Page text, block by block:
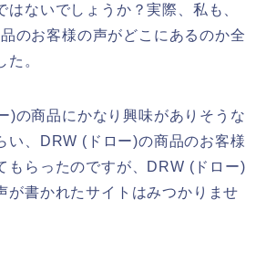
はないでしょうか？実際、私も、
のお客様の声がどこにあるのか全
た。
)の商品にかなり興味がありそうな
い、DRW (ドロー)の商品のお客様
もらったのですが、DRW (ドロー)
が書かれたサイトはみつかりませ